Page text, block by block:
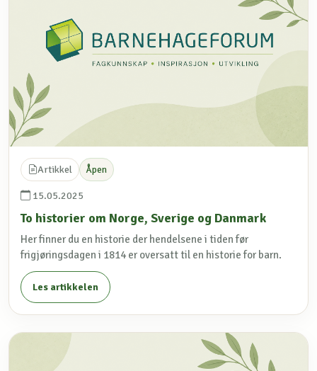
Artikkel Åpen
15.05.2025
To historier om Norge, Sverige og Danmark
Her finner du en historie der hendelsene i tiden før
frigjøringsdagen i 1814 er oversatt til en historie for barn.
Les artikkelen